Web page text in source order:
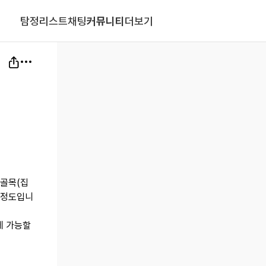
탐정리스트채팅커뮤니티더보기
목(집
도입니
가능할